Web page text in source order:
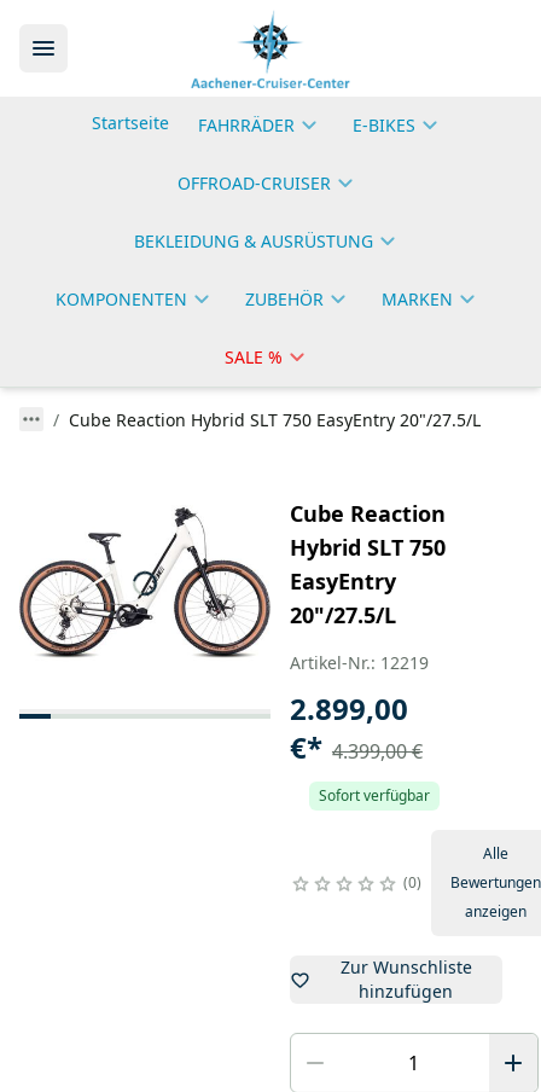
Startseite FAHRRÄDER E-BIKES
OFFROAD-CRUISER
BEKLEIDUNG & AUSRÜSTUNG
KOMPONENTEN ZUBEHÖR MARKEN
SALE %
Cube Reaction Hybrid SLT 750 EasyEntry 20"/27.5/L
Cube Reaction
Hybrid SLT 750
EasyEntry
20"/27.5/L
Artikel-Nr.: 12219
2.899,00
€* 4.399,00 €
Sofort verfügbar
0
Alle
Bewertungen
anzeigen
Zur Wunschliste
hinzufügen